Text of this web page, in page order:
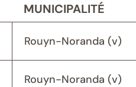
MUNICIPALITÉ
Rouyn-Noranda (v)
Rouyn-Noranda (v)